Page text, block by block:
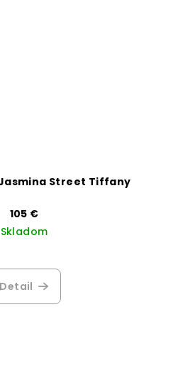
Street Tiffany
105 €
Skladom
hodnotenie
produktu
Detail